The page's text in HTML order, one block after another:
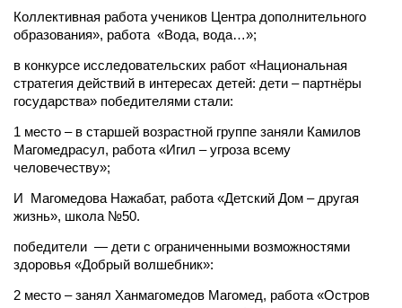
Коллективная работа учеников Центра дополнительного
образования», работа «Вода, вода…»;
в конкурсе исследовательских работ «Национальная
стратегия действий в интересах детей: дети – партнёры
государства» победителями стали:
1 место – в старшей возрастной группе заняли Камилов
Магомедрасул, работа «Игил – угроза всему
человечеству»;
И Магомедова Нажабат, работа «Детский Дом – другая
жизнь», школа №50.
победители — дети с ограниченными возможностями
здоровья «Добрый волшебник»:
2 место – занял Ханмагомедов Магомед, работа «Остров